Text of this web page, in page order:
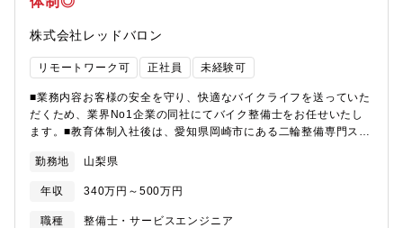
株式会社レッドバロン
リモートワーク可 正社員 未経験可
■業務内容お客様の安全を守り、快適なバイクライフを送っていた
だくため、業界No1企業の同社にてバイク整備士をお任せいたし
ます。■教育体制入社後は、愛知県岡崎市にある二輪整備専門スク
大90日間の研修を受けていただきます。合格基準が明確に定めら
れており、完全未経験のご入社者も第一線で活躍しているので、
ご安心ください！※同社の保有する宿泊施設での実施となるた
め、引っ越し費用等も発生しません。なお、現場配属後も一人で
勤務地 山梨県
年収 340万円～500万円
職種
整備士・サービスエンジニア